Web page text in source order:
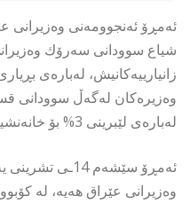
ئەمڕۆ ئەنجوومەنی وەزیرانی
شیاع سوودانی سەرۆك
زانیارییەكانیش، لەبارەی
وەزیرەكان لەگەڵ سوودانی
لەبارەی لێبرینی 3% بۆ خانەنشینی دەكەن.
ئەمڕۆ سێشەم
وەزیرانی عێراق هەیە، لە